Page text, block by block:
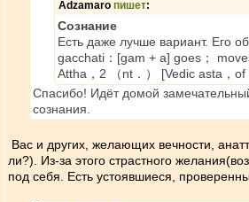
Adzamaro пишет:
Сознание
Есть даже лучше вариант. Его
gacchati：[gam + a] goes；
Attha，2 （nt．） [Vedic asta，
Спасибо! Идёт домой
сознания.
Вас и других, желающих вечности,
ли?). Из-за этого страстного
под себя. Есть устоявшиеся,